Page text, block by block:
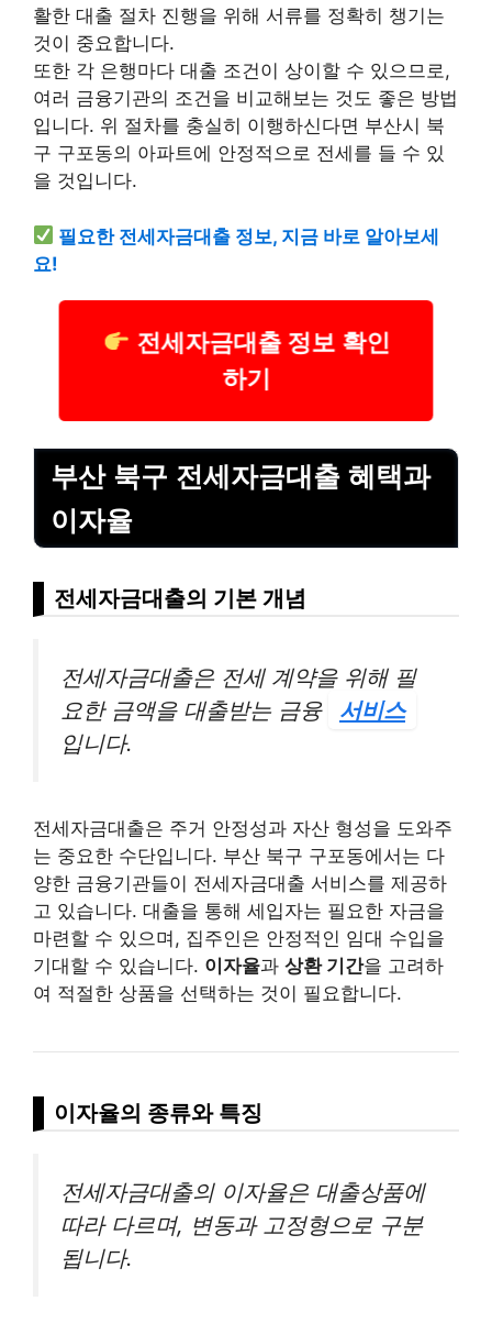
활한 대출 절차 진행을 위해 서류를 정확히 챙기는
것이 중요합니다.
또한 각 은행마다 대출 조건이 상이할 수 있으므로,
여러 금융기관의 조건을 비교해보는 것도 좋은 방법
입니다. 위 절차를 충실히 이행하신다면 부산시 북
구 구포동의 아파트에 안정적으로 전세를 들 수 있
을 것입니다.
필요한 전세자금대출 정보, 지금 바로 알아보세
요!
전세자금대출 정보 확인
하기
부산 북구 전세자금대출 혜택과
이자율
전세자금대출의 기본 개념
전세자금대출은 전세 계약을 위해 필
요한 금액을 대출받는 금융
서비스
입니다.
전세자금대출은 주거 안정성과 자산 형성을 도와주
는 중요한 수단입니다. 부산 북구 구포동에서는 다
양한 금융기관들이 전세자금대출 서비스를 제공하
고 있습니다. 대출을 통해 세입자는 필요한 자금을
마련할 수 있으며, 집주인은 안정적인 임대 수입을
기대할 수 있습니다. 이자율과 상환 기간을 고려하
여 적절한 상품을 선택하는 것이 필요합니다.
이자율의 종류와 특징
전세자금대출의 이자율은 대출상품에
따라 다르며, 변동과 고정형으로 구분
됩니다.